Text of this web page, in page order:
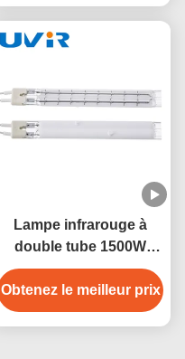
Lampe infrarouge à
double tube 1500W
Nichrome 230V
Revêtement blanc
Obtenez le meilleur prix